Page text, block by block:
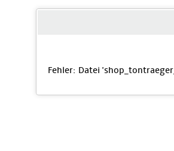
Fehler: Datei 'shop_tontraeger_